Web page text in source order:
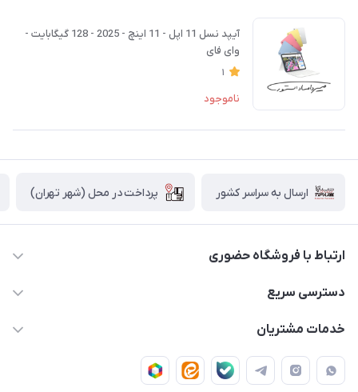
آیپد نسل 11 اپل - 11 اینچ - 2025 - 128 گیگابایت -
وای فای
1
ناموجود
ارسال به سراسر کشور پرداخت در محل (شهر تهران)
ارتباط با فروشگاه حضوری
02188874370 - 02188874371
پایتخت - طبقه اول - واحد 172
دسترسی سریع
صـفـحـه اصـلـی
دربـاره مـیـردامـاد اسـتـور
خدمات مشتریان
قـوانـیـن و مـقـررات
روش هـای پـرداخـت